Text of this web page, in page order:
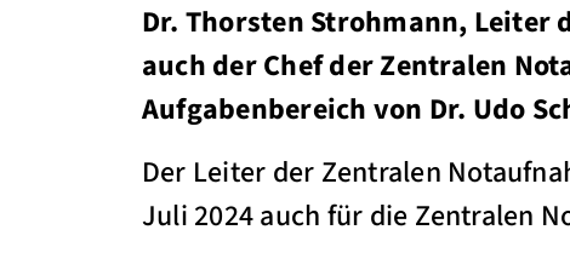
Dr. Thorsten Strohmann,
auch der Chef der Zentralen
Aufgabenbereich von Dr. Udo
Der Leiter der Zentralen
Juli 2024 auch für die Zentralen